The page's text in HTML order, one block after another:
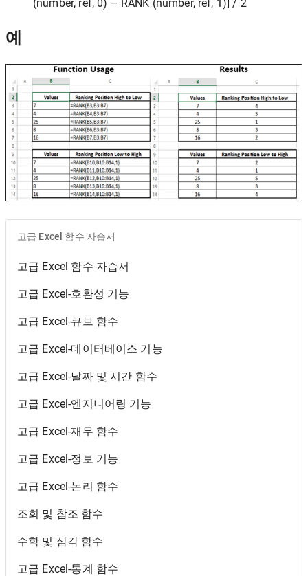
(number, ref, 0) – RANK (number, ref, 1)] / 2
예
고급 Excel 함수 자습서
고급 Excel 함수 자습서
고급 Excel-호환성 기능
고급 Excel-큐브 함수
고급 Excel-데이터베이스 기능
고급 Excel-날짜 및 시간 함수
고급 Excel-엔지니어링 기능
고급 Excel-재무 함수
고급 Excel-정보 기능
고급 Excel-논리 함수
조회 및 참조 함수
수학 및 삼각 함수
고급 Excel-통계 함수